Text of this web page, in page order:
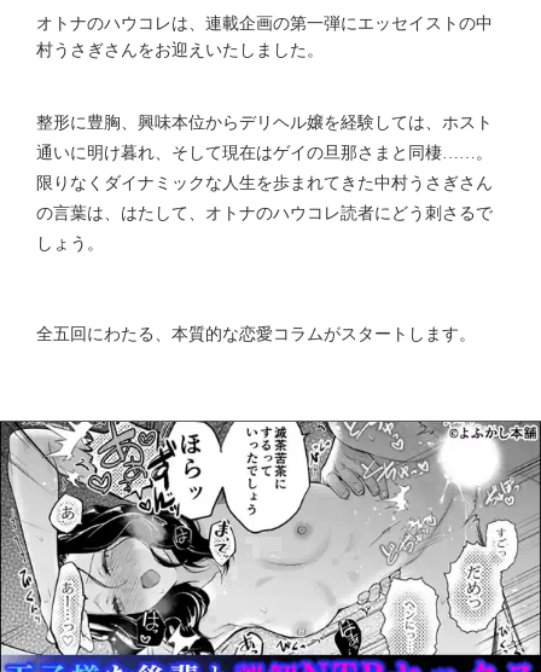
オトナのハウコレは、連載企画の第一弾にエッセイストの中
村うさぎさんをお迎えいたしました。
整形に豊胸、興味本位からデリヘル嬢を経験しては、ホスト
通いに明け暮れ、そして現在はゲイの旦那さまと同棲……。
限りなくダイナミックな人生を歩まれてきた中村うさぎさん
の言葉は、はたして、オトナのハウコレ読者にどう刺さるで
しょう。
全五回にわたる、本質的な恋愛コラムがスタートします。